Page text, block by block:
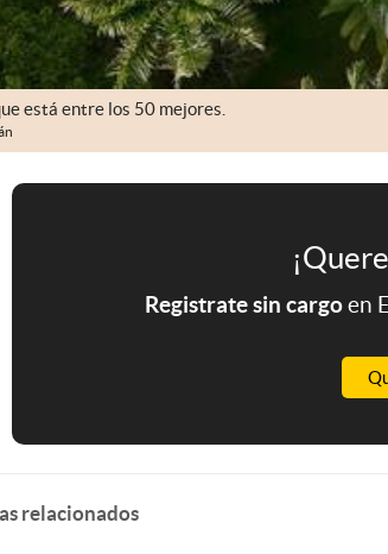
está entre los 50 mejores.
Registrate sin cargoen
relacionados